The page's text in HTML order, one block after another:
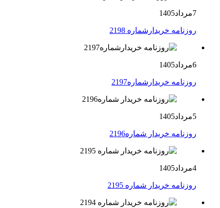
7مرداد1405
روزنامه خریدارشماره 2198
6مرداد1405
روزنامه خریدارشماره2197
5مرداد1405
روزنامه خریدار شماره2196
4مرداد1405
روزنامه خریدار شماره 2195